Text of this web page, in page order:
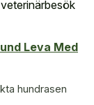
Leva Med
hundrasen